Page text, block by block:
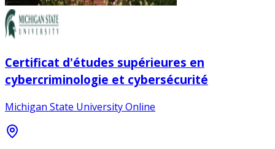
Certificat d'études supérieures en
cybercriminologie et cybersécurité
Michigan State University Online